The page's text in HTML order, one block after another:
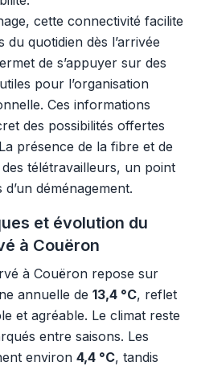
cette connectivité facilite
du quotidien dès l’arrivée
de s’appuyer sur des
pour l’organisation
Ces informations
des possibilités offertes
présence de la fibre et de
des télétravailleurs, un point
déménagement.
et évolution du
à Couëron
à Couëron repose sur
annuelle de 13,4 °C, reflet
et agréable. Le climat reste
entre saisons. Les
environ 4,4 °C, tandis